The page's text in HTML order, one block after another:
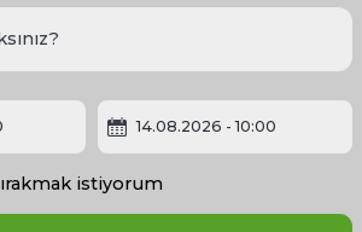
14.08.2026 - 10:00
istiyorum
Rehberi
Gidilir?